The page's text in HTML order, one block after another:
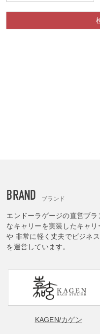
BRAND ブランド
エンドーラゲージの直営ブ
なキャリーを実装したキャ
や 非常に軽く丈夫でビジネ
を運営しています。
KAGEN/カゲン